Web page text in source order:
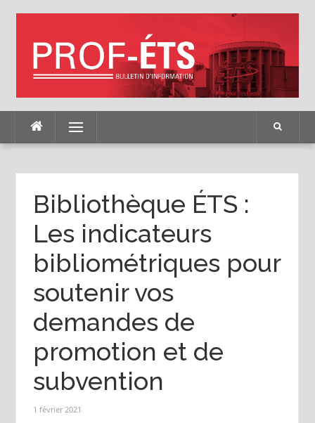
Menu
Bibliothèque ÉTS :
Les indicateurs
bibliométriques pour
soutenir vos
demandes de
promotion et de
subvention
1 février 2021